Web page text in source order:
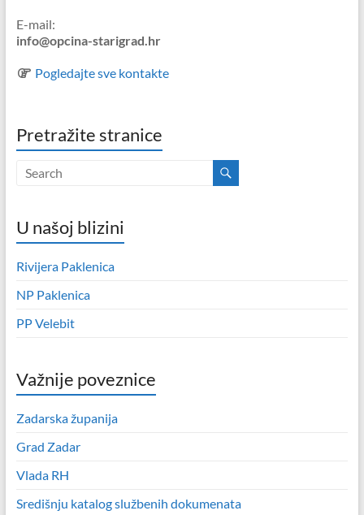
E-mail:
info@opcina-starigrad.hr
Pogledajte sve kontakte
Pretražite stranice
U našoj blizini
Rivijera Paklenica
NP Paklenica
PP Velebit
Važnije poveznice
Zadarska županija
Grad Zadar
Vlada RH
Središnju katalog službenih dokumenata